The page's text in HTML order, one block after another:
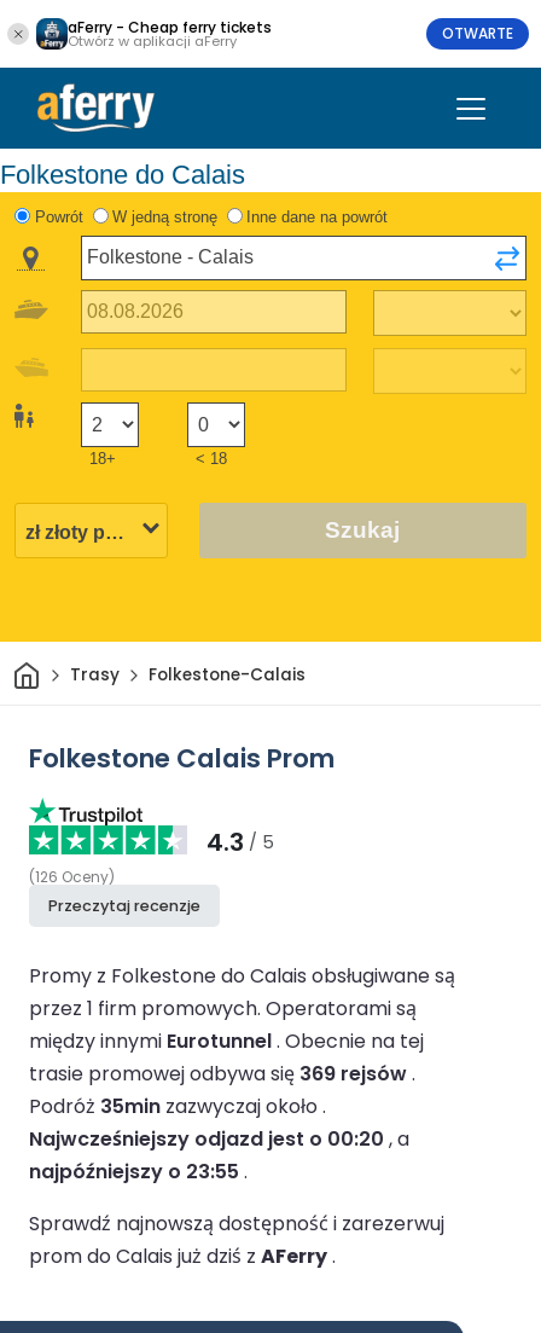
aFerry - Cheap ferry tickets
Otwórz w aplikacji aFerry OTWARTE
Folkestone do Calais
Powrót W jedną stronę Inne dane na powrót
18+ < 18
Szukaj
DomTrasy Folkestone-Calais
Folkestone Calais Prom
4.3 / 5
(126 Oceny)
Przeczytaj recenzje
Promy z Folkestone do Calais obsługiwane są
przez 1 firm promowych. Operatorami są
między innymi Eurotunnel. Obecnie na tej
trasie promowej odbywa się 369 rejsów.
Podróż 35min zazwyczaj około .
Najwcześniejszy odjazd jest o 00:20 , a
najpóźniejszy o 23:55 .
Sprawdź najnowszą dostępność i zarezerwuj
prom do Calais już dziś z AFerry.